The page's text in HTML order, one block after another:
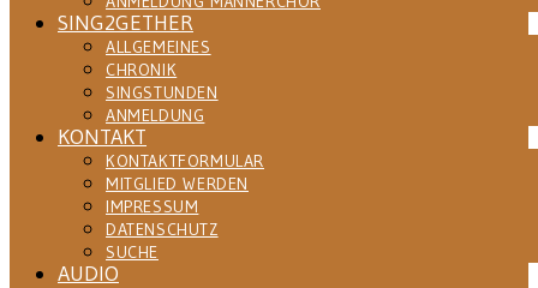
SING2GETHER
ALLGEMEINES
CHRONIK
SINGSTUNDEN
ANMELDUNG
KONTAKT
KONTAKTFORMULAR
MITGLIED WERDEN
IMPRESSUM
DATENSCHUTZ
SUCHE
AUDIO